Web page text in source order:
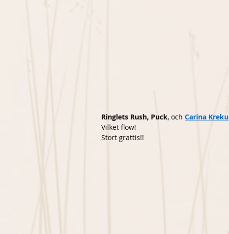
Ringlets Rush, Puck, och Carina Kreku
Vilket flow!
Stort grattis!!